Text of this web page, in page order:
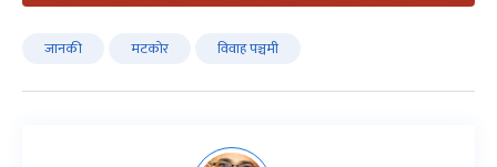
जानकी मटकोर विवाह पञ्चमी